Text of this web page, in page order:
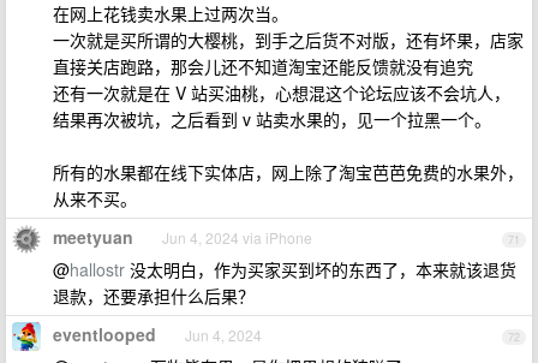
在网上花钱卖水果上过两次当。
一次就是买所谓的大樱桃，到手之后货不对版，还有坏果，店家
直接关店跑路，那会儿还不知道淘宝还能反馈就没有追究
还有一次就是在 V 站买油桃，心想混这个论坛应该不会坑人，
结果再次被坑，之后看到 v 站卖水果的，见一个拉黑一个。
所有的水果都在线下实体店，网上除了淘宝芭芭免费的水果外，
从来不买。
71
meetyuan Jun 4, 2024 via iPhone
@hallostr 没太明白，作为买家买到坏的东西了，本来就该退货
退款，还要承担什么后果？
72
eventlooped Jun 4, 2024